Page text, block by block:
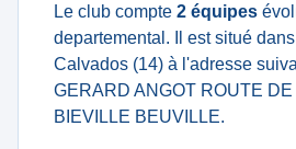
Le club compte 2 équipes
departemental. Il est situé
Calvados (14) à l'adresse
GERARD ANGOT ROUTE
BIEVILLE BEUVILLE.